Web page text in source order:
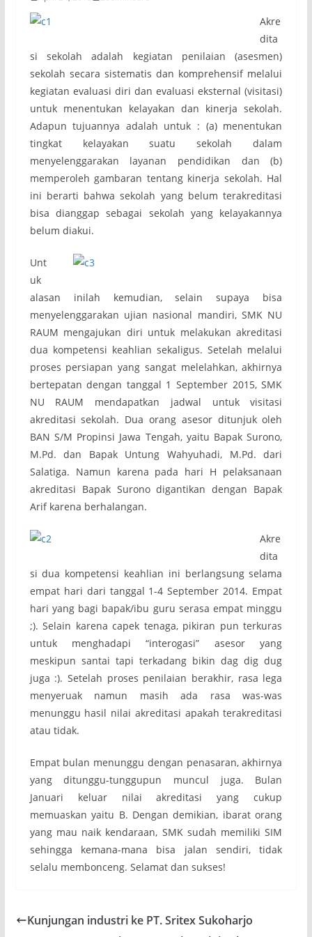
Akre
dita
si sekolah adalah kegiatan penilaian (asesmen)
sekolah secara sistematis dan komprehensif melalui
kegiatan evaluasi diri dan evaluasi eksternal (visitasi)
untuk menentukan kelayakan dan kinerja sekolah.
Adapun tujuannya adalah untuk : (a) menentukan
tingkat kelayakan suatu sekolah dalam
menyelenggarakan layanan pendidikan dan (b)
memperoleh gambaran tentang kinerja sekolah. Hal
ini berarti bahwa sekolah yang belum terakreditasi
bisa dianggap sebagai sekolah yang kelayakannya
belum diakui.
Unt
uk
alasan inilah kemudian, selain supaya bisa
menyelenggarakan ujian nasional mandiri, SMK NU
RAUM mengajukan diri untuk melakukan akreditasi
dua kompetensi keahlian sekaligus. Setelah melalui
proses persiapan yang sangat melelahkan, akhirnya
bertepatan dengan tanggal 1 September 2015, SMK
NU RAUM mendapatkan jadwal untuk visitasi
akreditasi sekolah. Dua orang asesor ditunjuk oleh
BAN S/M Propinsi Jawa Tengah, yaitu Bapak Surono,
M.Pd. dan Bapak Untung Wahyuhadi, M.Pd. dari
Salatiga. Namun karena pada hari H pelaksanaan
akreditasi Bapak Surono digantikan dengan Bapak
Arif karena berhalangan.
Akre
dita
si dua kompetensi keahlian ini berlangsung selama
empat hari dari tanggal 1-4 September 2014. Empat
hari yang bagi bapak/ibu guru serasa empat minggu
;). Selain karena capek tenaga, pikiran pun terkuras
untuk menghadapi “interogasi” asesor yang
meskipun santai tapi terkadang bikin dag dig dug
juga :). Setelah proses penilaian berakhir, rasa lega
menyeruak namun masih ada rasa was-was
menunggu hasil nilai akreditasi apakah terakreditasi
atau tidak.
Empat bulan menunggu dengan penasaran, akhirnya
yang ditunggu-tunggupun muncul juga. Bulan
Januari keluar nilai akreditasi yang cukup
memuaskan yaitu B. Dengan demikian, ibarat orang
yang mau naik kendaraan, SMK sudah memiliki SIM
sehingga kemana-mana bisa jalan sendiri, tidak
selalu membonceng. Selamat dan sukses!
Kunjungan industri ke PT. Sritex Sukoharjo